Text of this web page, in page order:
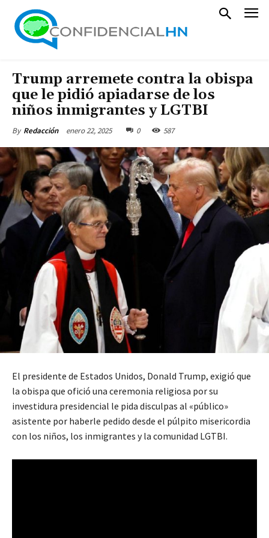
Trump arremete contra la obispa
que le pidió apiadarse de los
niños inmigrantes y LGTBI
By Redacción enero 22, 2025 0 587
El presidente de Estados Unidos, Donald Trump, exigió que
la obispa que ofició una ceremonia religiosa por su
investidura presidencial le pida disculpas al «público»
asistente por haberle pedido desde el púlpito misericordia
con los niños, los inmigrantes y la comunidad LGTBI.